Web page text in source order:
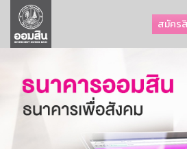
สมัคร
ลูกค้าธุรกิจ
ลูกค้าผู้ประกอบรายย่อย
ออมเพื่อสุข
เกี่ยวกับธนาคาร
การพัฒนาที่ยั่งยืน